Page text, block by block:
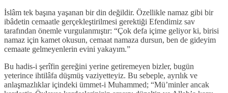
İslâm tek başına yaşanan bir din değildir. Özellikle namaz gibi bir
ibâdetin cemaatle gerçekleştirilmesi gerektiği Efendimiz sav
tarafından önemle vurgulanmıştır: “Çok defa içime geliyor ki, birisi
namaz için kamet okusun, cemaat namaza dursun, ben de gideyim
cemaate gelmeyenlerin evini yakayım.”
Bu hadis-i şerîfin gereğini yerine getiremeyen bizler, bugün
yeterince ihtilâfa düşmüş vaziyetteyiz. Bu sebeple, ayrılık ve
anlaşmazlıklar içindeki ümmet-i Muhammed; “Mü’minler ancak